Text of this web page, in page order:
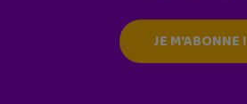
JE M'ABONNE !